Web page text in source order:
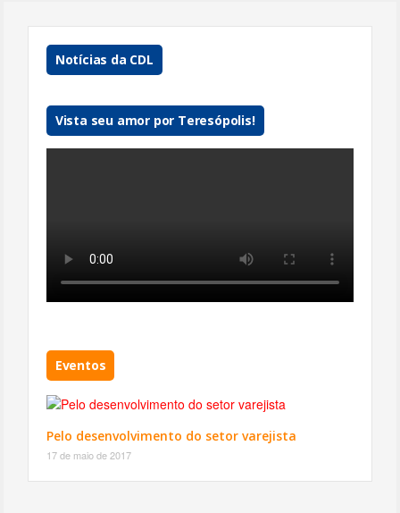
Notícias da CDL
Vista seu amor por Teresópolis!
Eventos
Pelo desenvolvimento do setor varejista
17 de maio de 2017